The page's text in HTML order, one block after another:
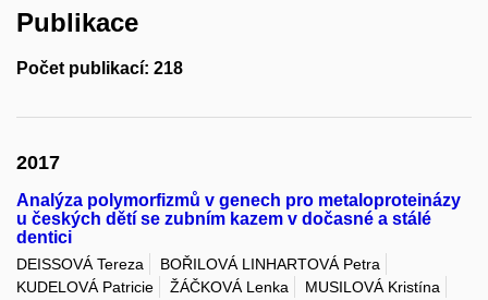
Publikace
Počet publikací: 218
2017
Analýza polymorfizmů v genech pro metaloproteinázy
u českých dětí se zubním kazem v dočasné a stálé
dentici
DEISSOVÁ Tereza
BOŘILOVÁ LINHARTOVÁ Petra
KUDELOVÁ Patricie
ŽÁČKOVÁ Lenka
MUSILOVÁ Kristína